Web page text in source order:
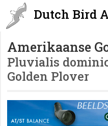
Dutch Bird
Amerikaanse
Pluvialis
Golden Plover